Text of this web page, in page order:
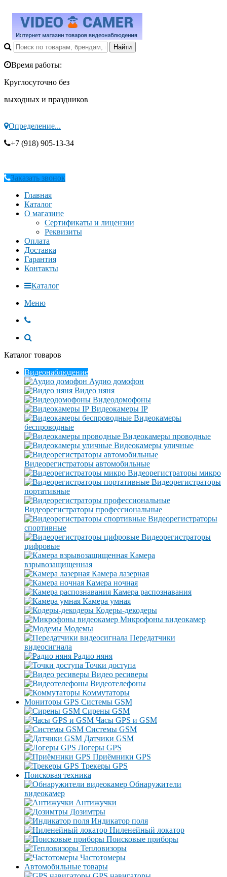
Время работы:
Круглосуточно без
выходных и праздников
Определение...
+7 (918) 905-13-34
Заказать звонок
Главная
Каталог
О магазине
Сертификаты и лицензии
Реквизиты
Оплата
Доставка
Гарантия
Контакты
Каталог
Меню
Каталог товаров
Видеонаблюдение
Аудио домофон
Видео няня
Видеодомофоны
Видеокамеры IP
Видеокамеры
беспроводные
Видеокамеры проводные
Видеокамеры уличные
Видеорегистраторы автомобильные
Видеорегистраторы микро
Видеорегистраторы
портативные
Видеорегистраторы профессиональные
Видеорегистраторы
спортивные
Видеорегистраторы
цифровые
Камера
взрывозащищенная
Камера лазерная
Камера ночная
Камера распознавания
Камера умная
Кодеры-декодеры
Микрофоны видеокамер
Модемы
Передатчики
видеосигнала
Радио няня
Точки доступа
Видео ресиверы
Видеотелефоны
Коммутаторы
Мониторы GPS Системы GSM
Сирены GSM
Часы GPS и GSM
Системы GSM
Датчики GSM
Логеры GPS
Приёмники GPS
Трекеры GPS
Поисковая техника
Обнаружители
видеокамер
Антижучки
Дозимтры
Индикатор поля
Ниленейный локатор
Поисковые приборы
Тепловизоры
Частотомеры
Автомобильные товары